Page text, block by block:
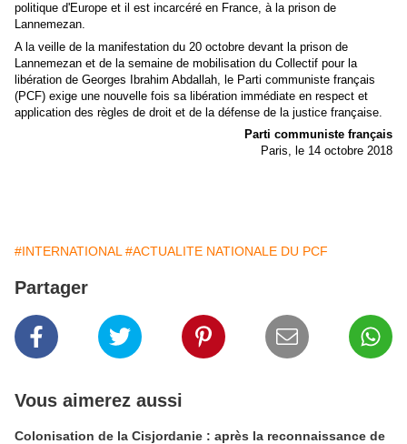
politique d'Europe et il est incarcéré en France, à la prison de
Lannemezan.
A la veille de la manifestation du 20 octobre devant la prison de
Lannemezan et de la semaine de mobilisation du Collectif pour la
libération de Georges Ibrahim Abdallah, le Parti communiste français
(PCF) exige une nouvelle fois sa libération immédiate en respect et
application des règles de droit et de la défense de la justice française.
Parti communiste français
Paris, le 14 octobre 2018
#INTERNATIONAL #ACTUALITE NATIONALE DU PCF
Partager
Vous aimerez aussi
Colonisation de la Cisjordanie : après la reconnaissance de